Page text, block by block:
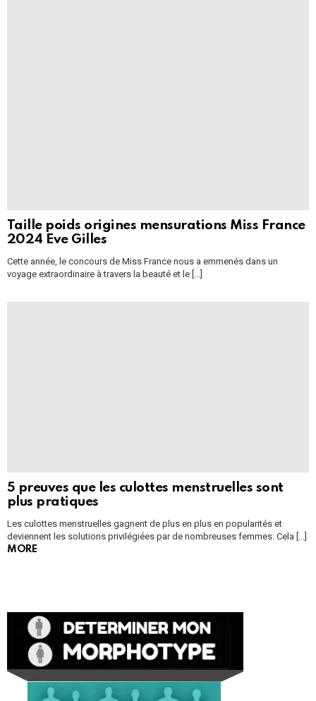
Taille poids origines mensurations Miss France
2024 Eve Gilles
Cette année, le concours de Miss France nous a emmenés dans un
voyage extraordinaire à travers la beauté et le [...]
5 preuves que les culottes menstruelles sont
plus pratiques
Les culottes menstruelles gagnent de plus en plus en popularités et
deviennent les solutions privilégiées par de nombreuses femmes. Cela […]
MORE